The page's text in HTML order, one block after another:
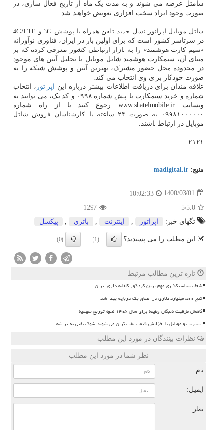
سامتل عرضه می شوند و به مدت یک ماه از تاریخ فعال سازی، در
صورت وجود ایراد سخت افزاری تعویض خواهند شد.
شاتل موبایل اپراتور نسل جدید تلفن همراه با پوشش 3G و 4G/LTE
در سرتاسر کشور است که برای اولین بار در ایران، فناوری نوآورانه
«سیم کارت هوشمند» را به بازار ارتباطی کشور معرفی کرده که بر
مبنای آن، سیمکارت هوشمند شاتل موبایل با تحلیل آنتن های موجود
در محدوده محل حضور مشترک، بهترین آنتن و پوشش شبکه را به
صورت خودکار برای وی انتخاب می کند.
علاقه مندان برای دریافت اطلاعات بیشتر درباره این اپراتور ، انتخاب
شماره و خرید سیمکارت با پیش شماره ۰۹۹۸ و کد یک، می توانند به
وبسایت www.shatelmobile.ir رجوع کنند یا از راه شماره
۰۹۹۸۱۰۰۰۰۰۰ به صورت ۲۴ ساعته با کارشناسان فروش شاتل
موبایل در ارتباط باشند.
۲۱۲۱
منبع: madigital.ir
1400/03/01
10:02:33
5.0
/5
1297
تگهای خبر:
اپراتور اینترنت باتری پیكسل
این مطلب را می پسندید؟ (1)
(0)
تازه ترین مطالب مرتبط
ضعف سیاستگذاری مهم ترین گره کور گلخانه داری ایران
گنج ۵۰۰ میلیارد دلاری در اعماق یک دریاچه پیدا شد
کاهش ظرفیت نخبگان وظیفه برای سال ۱۴۰۵ نحوه توزیع سهمیه
اینترنت و موبایل با افزایش قیمت نفت گران می شوند شوک نفتی به تراشه
نظرات بینندگان در مورد این مطلب
نظر شما در مورد این مطلب
نام:
ایمیل:
نظر: